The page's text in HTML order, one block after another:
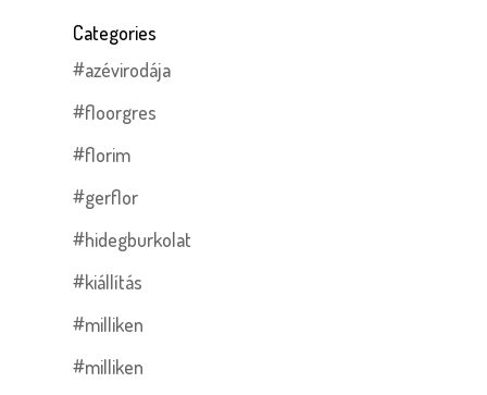
Categories
#azévirodája
#floorgres
#florim
#gerflor
#hidegburkolat
#kiállítás
#milliken
#milliken